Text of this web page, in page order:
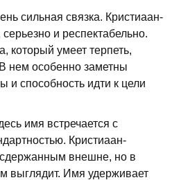
сильная связка. Кристиаан-
и респектабельно.
который умеет терпеть,
нем особенно заметны
и способность идти к цели
имя встречается с
Кристиаан-
внешне, но в
выглядит. Имя удерживает